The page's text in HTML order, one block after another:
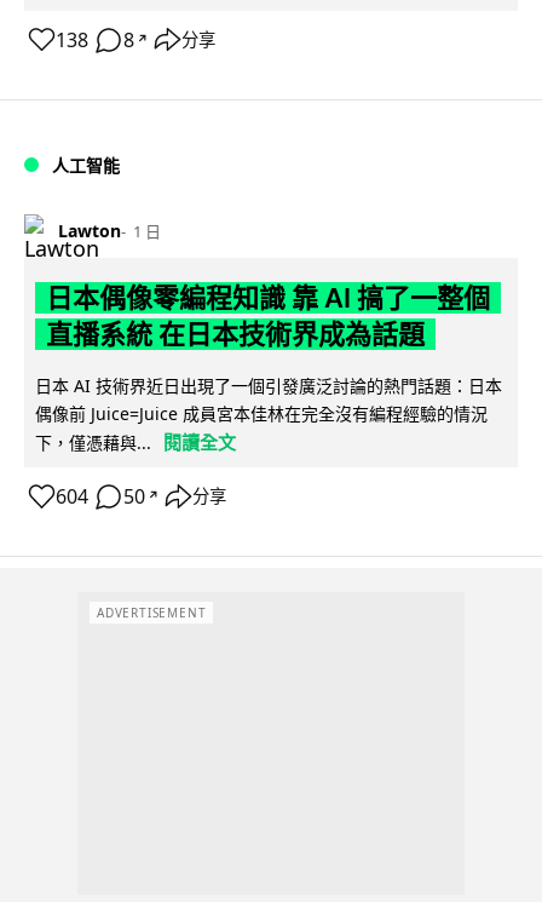
138 8 ↗ 分享
人工智能
Lawton 1 日
日本偶像零編程知識 靠 AI 搞了一整個
直播系統 在日本技術界成為話題
日本 AI 技術界近日出現了一個引發廣泛討論的熱門話題：日本
偶像前 Juice=Juice 成員宮本佳林在完全沒有編程經驗的情況
下，僅憑藉與...
閱讀全文
604 50 ↗ 分享
ADVERTISEMENT